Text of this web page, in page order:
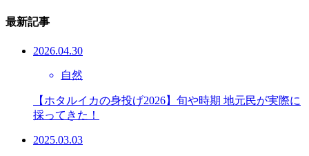
最新記事
2026.04.30
自然
【ホタルイカの身投げ2026】旬や時期 地元民が実際に
採ってきた！
2025.03.03